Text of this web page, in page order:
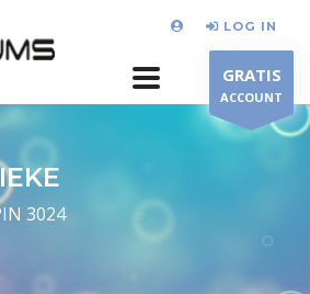
LOG IN
GRATIS
ACCOUNT
3024